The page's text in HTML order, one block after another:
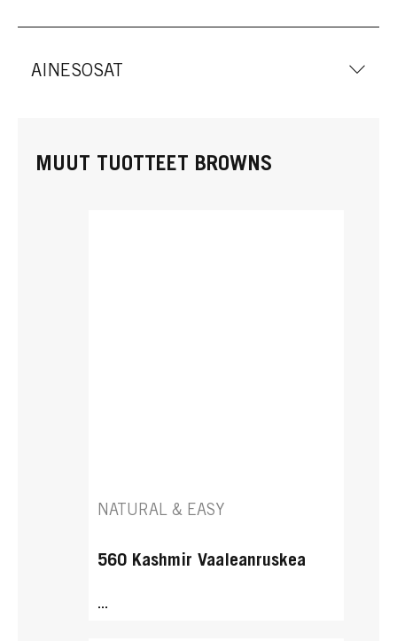
AINESOSAT
MUUT TUOTTEET BROWNS
NATURAL & EASY
560 Kashmir Vaaleanruskea
...